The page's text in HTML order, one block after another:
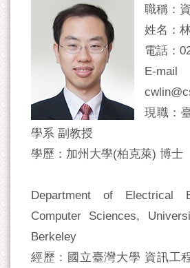
職稱：
姓名：
電話：
E-
現職：
學系 副教授
學歷：加州大學(柏克萊) 博士
Department of Electrical
Computer Sciences,
Berkeley
經歷：國立臺灣大學 資訊工